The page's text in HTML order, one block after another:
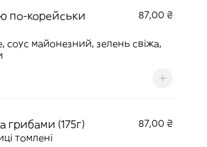
по-корейськи
87,00 ₴
соус майонезний, зелень свіжа,
грибами (175г)
87,00 ₴
томлені